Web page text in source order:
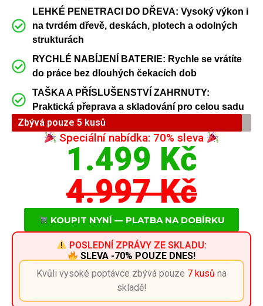
LEHKÉ PENETRACI DO DŘEVA: Vysoký výkon i
na tvrdém dřevě, deskách, plotech a odolných
strukturách
RYCHLÉ NABÍJENÍ BATERIE: Rychle se vrátíte
do práce bez dlouhých čekacích dob
TAŠKA A PŘÍSLUŠENSTVÍ ZAHRNUTY:
Praktická přeprava a skladování pro celou sadu
Zbývá pouze 5 kusů
Speciální nabídka: 70% sleva
1.499 Kč
4.997 Kč
KOUPIT NYNÍ — PLATBA NA DOBÍRKU
POSLEDNÍ ZPRÁVY ZE SKLADU:
SLEVA -70% POUZE DNES!
Kvůli vysoké poptávce zbývá pouze 7 kusů na
skladě!